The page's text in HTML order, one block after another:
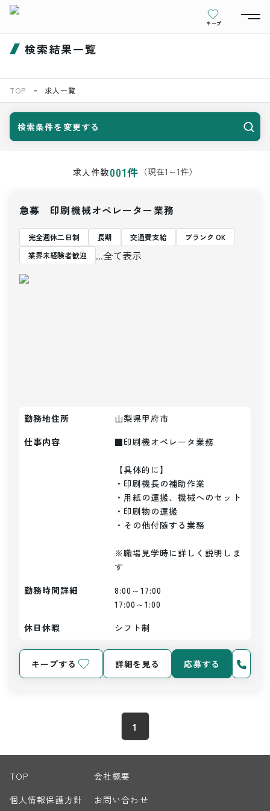
キープ
検索結果一覧
TOP 求人一覧
検索条件を変更する
求人件数001件 （現在1 ～1件）
急募 印刷機械オペレーター業務
完全週休二日制 長期 交通費支給
ブランク OK
業界未経験者歓迎
...全て表示
勤務地住所
山梨県甲府市
仕事内容
■印刷機オペレータ業務
【具体的に】
・印刷機長の補助作業
・用紙の運搬、機械へのセット
・印刷物の運搬
・その他付随する業務
※職場見学時に詳しく説明しま
す
勤務時間詳細
8:00～17:00
17:00～1:00
休日休暇
シフト制
キープする 詳細を見る 応募する
1
TOP
会社概要
個人情報保護方針
お問い合わせ